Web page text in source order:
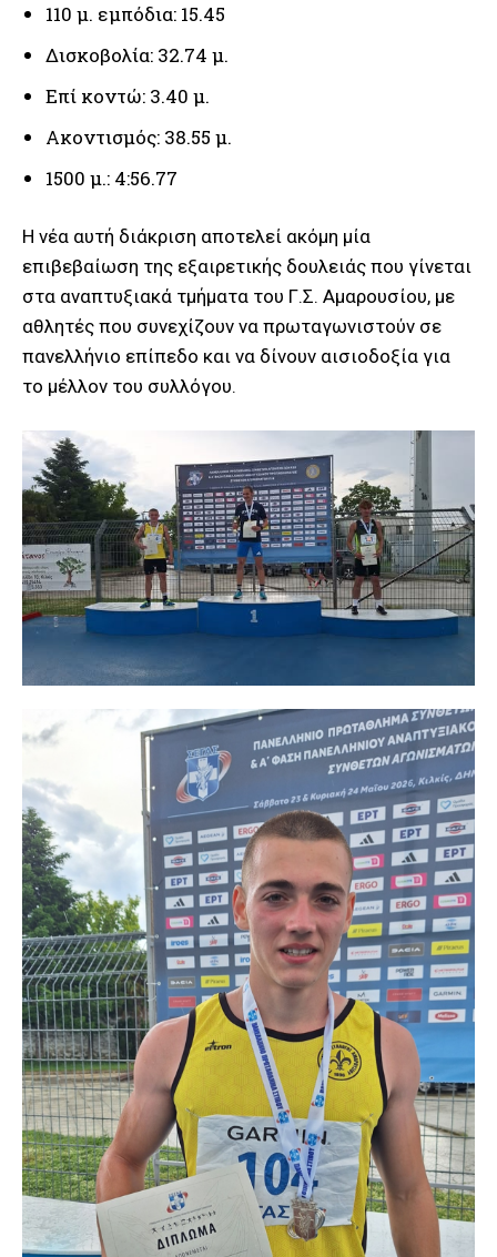
110 μ. εμπόδια: 15.45
Δισκοβολία: 32.74 μ.
Επί κοντώ: 3.40 μ.
Ακοντισμός: 38.55 μ.
1500 μ.: 4:56.77
Η νέα αυτή διάκριση αποτελεί ακόμη μία
επιβεβαίωση της εξαιρετικής δουλειάς που γίνεται
στα αναπτυξιακά τμήματα του Γ.Σ. Αμαρουσίου, με
αθλητές που συνεχίζουν να πρωταγωνιστούν σε
πανελλήνιο επίπεδο και να δίνουν αισιοδοξία για
το μέλλον του συλλόγου.